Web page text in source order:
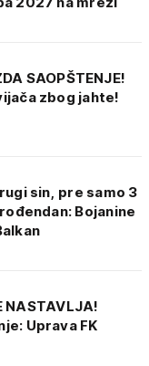
SAOPŠTENJE!
zbog jahte!
sin, pre samo 3
Bojanine
NASTAVLJA!
Uprava FK